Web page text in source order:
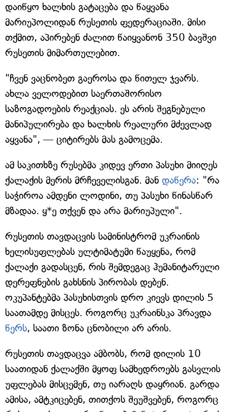
დაიწყო ხალხის გატაცება და წაყვანა
მარიუპოლიდან რუსეთის ფედერაციაში. მისი
თქმით, აპირებენ ძალით წაიყვანონ 350 ბავშვი
რუსეთის მიმართულებით.
"ჩვენ ვაცნობეთ გაეროსა და წითელ ჯვარს.
ახლა ველოდებით საერთაშორისო
საზოგადოების რეაქციას. ეს არის შეგნებული
მანიპულირება და ხალხის რეალური მძევლად
აყვანა", — ციტირებს მას გამოცემა.
ამ საკითხზე რუსებმა კიდევ ერთი პასუხი მიიღეს
ქალაქის მერის მრჩეველისგან. მან დაწერა: "რა
საჭიროა ამდენი ლოდინი, თუ პასუხი წინასწარ
მზადაა. ყ*ე თქვენ და არა მარიუპული".
რუსეთის თავდაცვის სამინისტრომ უკრაინის
ხელისუფლებას ულტიმატუმი წაუყენა, რომ
ქალაქი გადასცენ, რის შემდეგაც ჰუმანიტარული
დერეფნების გახსნის პირობას დებენ.
ოკუპანტებმა პასუხისთვის დრო კიევს დილის 5
საათამდე მისცეს. როგორც უკრაინსკა პრავდა
წერს, საათი ზონა ცნობილი არ არის.
რუსეთის თავდაცვა ამბობს, რომ დილის 10
საათიდან ქალაქში მყოფ სამხედროებს გასვლის
უფლებას მისცემენ, თუ იარაღს დაყრიან. გარდა
ამისა, ამტკიცებენ, თითქოს შეუშვებენ, როგორც